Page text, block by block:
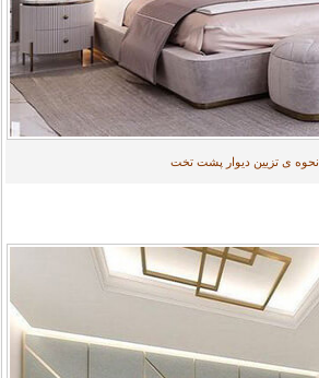
نحوه ی تزیین دیوار پشت تخت